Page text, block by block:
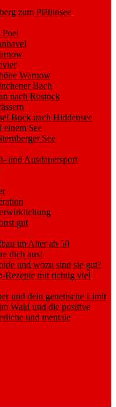
zum Plätlinsee
Warnow
Bach
nach Rostock
Bock nach Hiddensee
See
See
und Ausdauersport
gut
im Alter ab 50
dich aus!
und wozu sind sie gut?
Rezepte mit richtig viel
und dein genetische Limit
Wald und die positive
und mentale